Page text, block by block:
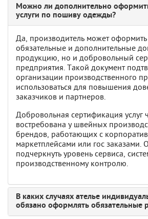
Можно ли дополнительно
услуги по пошиву одежды?
Да, производитель может оформить
обязательные и дополнительные
продукцию, но и добровольный
предприятия. Такой документ
организации производственного
использоваться для повышения
заказчиков и партнеров.
Добровольная сертификация услуг
востребована у швейных
брендов, работающих с
маркетплейсами или гос заказами.
подчеркнуть уровень сервиса,
производственному контролю.
В каких случаях ателье
обязано оформлять обязательные